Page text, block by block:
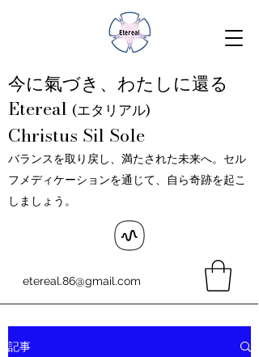
今に氣づき、わたしに還る
Etereal (エタリアル)
Christus Sil Sole
バランスを取り戻し、満たされた未来へ。セル
フメディケーションを通じて、自ら奇跡を起こ
しましょう。
etereal.86@gmail.com
記事